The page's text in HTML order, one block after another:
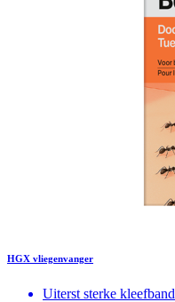
HGX vliegenvanger
Uiterst sterke kleefband